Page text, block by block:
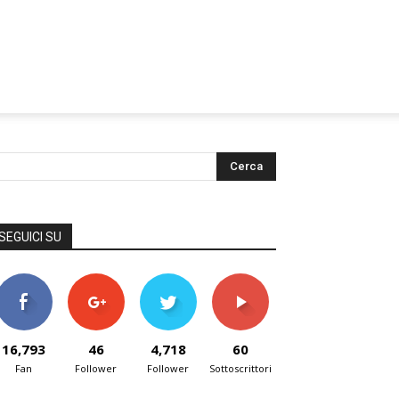
SU
16,793
Fan
46
Follower
4,718
Follower
60
Sottoscrittori